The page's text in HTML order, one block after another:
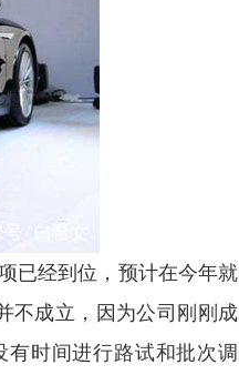
已经到位，预计在今年就
不成立，因为公司刚刚成
时间进行路试和批次调